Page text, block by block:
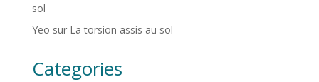
sol
Yeo sur La torsion assis au sol
Categories